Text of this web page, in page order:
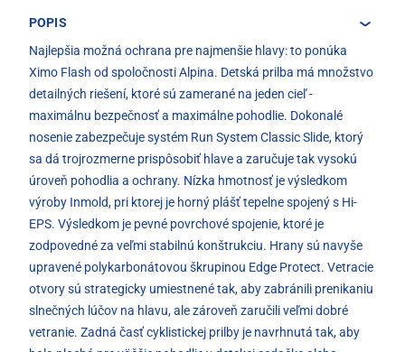
POPIS
Najlepšia možná ochrana pre najmenšie hlavy: to ponúka
Ximo Flash od spoločnosti Alpina. Detská prilba má množstvo
detailných riešení, ktoré sú zamerané na jeden cieľ -
maximálnu bezpečnosť a maximálne pohodlie. Dokonalé
nosenie zabezpečuje systém Run System Classic Slide, ktorý
sa dá trojrozmerne prispôsobiť hlave a zaručuje tak vysokú
úroveň pohodlia a ochrany. Nízka hmotnosť je výsledkom
výroby Inmold, pri ktorej je horný plášť tepelne spojený s Hi-
EPS. Výsledkom je pevné povrchové spojenie, ktoré je
zodpovedné za veľmi stabilnú konštrukciu. Hrany sú navyše
upravené polykarbonátovou škrupinou Edge Protect. Vetracie
otvory sú strategicky umiestnené tak, aby zabránili prenikaniu
slnečných lúčov na hlavu, ale zároveň zaručili veľmi dobré
vetranie. Zadná časť cyklistickej prilby je navrhnutá tak, aby